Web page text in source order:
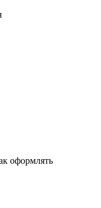
оформлять